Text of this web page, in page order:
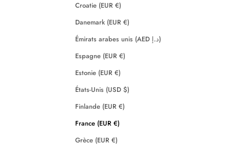
Croatie (EUR €)
Danemark (EUR €)
Émirats arabes unis (AED د.إ)
Espagne (EUR €)
Estonie (EUR €)
États-Unis (USD $)
Finlande (EUR €)
France (EUR €)
Grèce (EUR €)